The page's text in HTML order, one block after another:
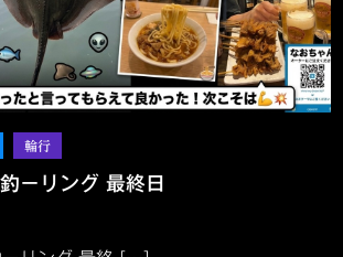
－リング 最終日